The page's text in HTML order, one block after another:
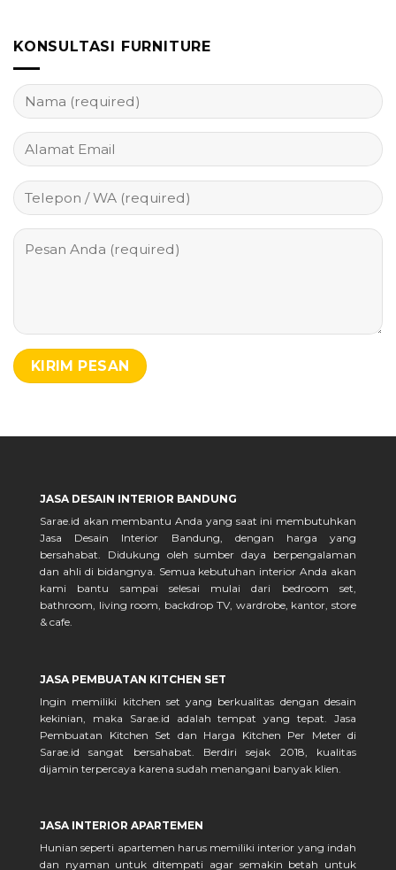
KONSULTASI FURNITURE
JASA DESAIN INTERIOR BANDUNG
Sarae.id akan membantu Anda yang saat ini membutuhkan
Jasa Desain Interior Bandung, dengan harga yang
bersahabat. Didukung oleh sumber daya berpengalaman
dan ahli di bidangnya. Semua kebutuhan interior Anda akan
kami bantu sampai selesai mulai dari bedroom set,
bathroom, living room, backdrop TV, wardrobe, kantor, store
& cafe.
JASA PEMBUATAN KITCHEN SET
Ingin memiliki kitchen set yang berkualitas dengan desain
kekinian, maka Sarae.id adalah tempat yang tepat. Jasa
Pembuatan Kitchen Set dan Harga Kitchen Per Meter di
Sarae.id sangat bersahabat. Berdiri sejak 2018, kualitas
dijamin terpercaya karena sudah menangani banyak klien.
JASA INTERIOR APARTEMEN
Hunian seperti apartemen harus memiliki interior yang indah
dan nyaman untuk ditempati agar semakin betah untuk